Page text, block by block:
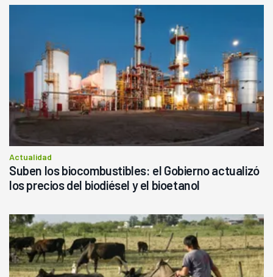
Actualidad
Suben los biocombustibles: el Gobierno actualizó
los precios del biodiésel y el bioetanol